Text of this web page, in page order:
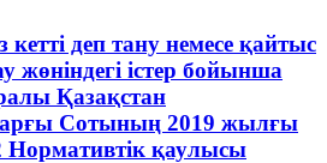
деп тану немесе қайтыс
жөніндегі істер бойынша
Қазақстан
Сотының 2019 жылғы
қаулысы